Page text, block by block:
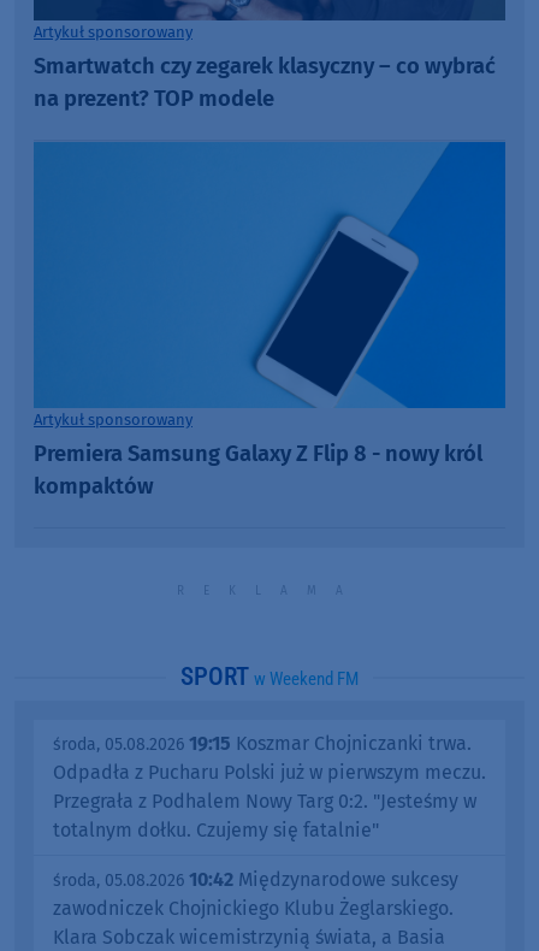
Artykuł sponsorowany
Smartwatch czy zegarek klasyczny – co wybrać
na prezent? TOP modele
Artykuł sponsorowany
Premiera Samsung Galaxy Z Flip 8 - nowy król
kompaktów
SPORT w Weekend FM
środa, 05.08.2026 19:15 Koszmar Chojniczanki trwa.
Odpadła z Pucharu Polski już w pierwszym meczu.
Przegrała z Podhalem Nowy Targ 0:2. "Jesteśmy w
totalnym dołku. Czujemy się fatalnie"
środa, 05.08.2026 10:42 Międzynarodowe sukcesy
zawodniczek Chojnickiego Klubu Żeglarskiego.
Klara Sobczak wicemistrzynią świata, a Basia